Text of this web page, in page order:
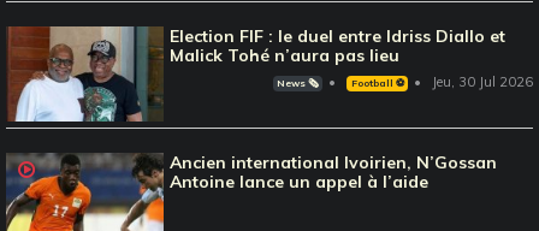
Election FIF : le duel entre Idriss Diallo et
Malick Tohé n’aura pas lieu
News 🗞️ Football ⚽️ Jeu, 30 Jul 2026
Ancien international Ivoirien, N’Gossan
Antoine lance un appel à l’aide